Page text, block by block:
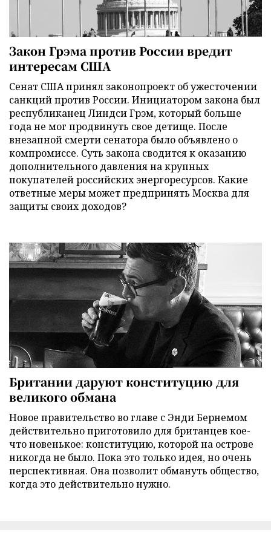
Закон Грэма против России вредит
интересам США
Сенат США принял законопроект об ужесточении
санкций против России. Инициатором закона был
республиканец Линдси Грэм, который больше
года не мог продвинуть свое детище. После
внезапной смерти сенатора было объявлено о
компромиссе. Суть закона сводится к оказанию
дополнительного давления на крупных
покупателей российских энергоресурсов. Какие
ответные меры может предпринять Москва для
защиты своих доходов?
Британии даруют конституцию для
великого обмана
Новое правительство во главе с Энди Бернемом
действительно приготовило для британцев кое-
что новенькое: конституцию, которой на острове
никогда не было. Пока это только идея, но очень
перспективная. Она позволит обмануть общество,
когда это действительно нужно.